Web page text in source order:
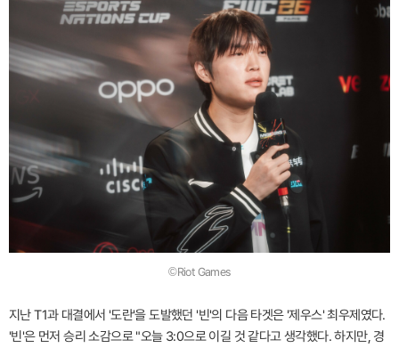
©Riot Games
지난 T1과 대결에서 '도란'을 도발했던 '빈'의 다음 타겟은 '제우스' 최우제였다.
'빈'은 먼저 승리 소감으로 "오늘 3:0으로 이길 것 같다고 생각했다. 하지만, 경